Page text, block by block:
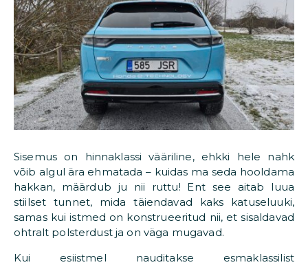
Sisemus on hinnaklassi vääriline, ehkki hele nahk
võib algul ära ehmatada – kuidas ma seda hooldama
hakkan, määrdub ju nii ruttu! Ent see aitab luua
stiilset tunnet, mida täiendavad kaks katuseluuki,
samas kui istmed on konstrueeritud nii, et sisaldavad
ohtralt polsterdust ja on väga mugavad.
Kui esiistmel nauditakse esmaklassilist